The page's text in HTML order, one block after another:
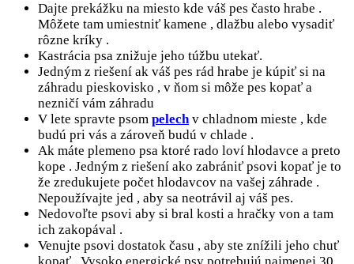
Dajte prekážku na miesto kde váš pes často hrabe .
Môžete tam umiestniť kamene , dlažbu alebo vysadiť
rôzne kríky .
Kastrácia psa znižuje jeho túžbu utekať.
Jedným z riešení ak váš pes rád hrabe je kúpiť si na
záhradu pieskovisko , v ňom si môže pes kopať a
nezničí vám záhradu
V lete spravte psom pelechv chladnom mieste , kde
budú pri vás a zároveň budú v chlade .
Ak máte plemeno psa ktoré rado loví hlodavce a preto
kope . Jedným z riešení ako zabrániť psovi kopať je to
že zredukujete počet hlodavcov na vašej záhrade .
Nepoužívajte jed , aby sa neotrávil aj váš pes.
Nedovoľte psovi aby si bral kosti a hračky von a tam
ich zakopával .
Venujte psovi dostatok času , aby ste znížili jeho chuť